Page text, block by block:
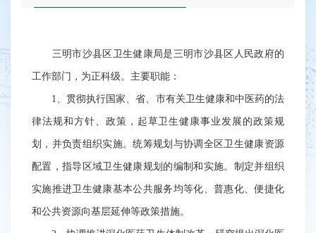
三明市沙县区卫生健康局是三明市沙县区人民政府的
工作部门，为正科级。主要职能：
1、贯彻执行国家、省、市有关卫生健康和中医药的法
律法规和方针、政策，起草卫生健康事业发展的政策规
划，并负责组织实施。统筹规划与协调全区卫生健康资源
配置，指导区域卫生健康规划的编制和实施。制定并组织
实施推进卫生健康基本公共服务均等化、普惠化、便捷化
和公共资源向基层延伸等政策措施。